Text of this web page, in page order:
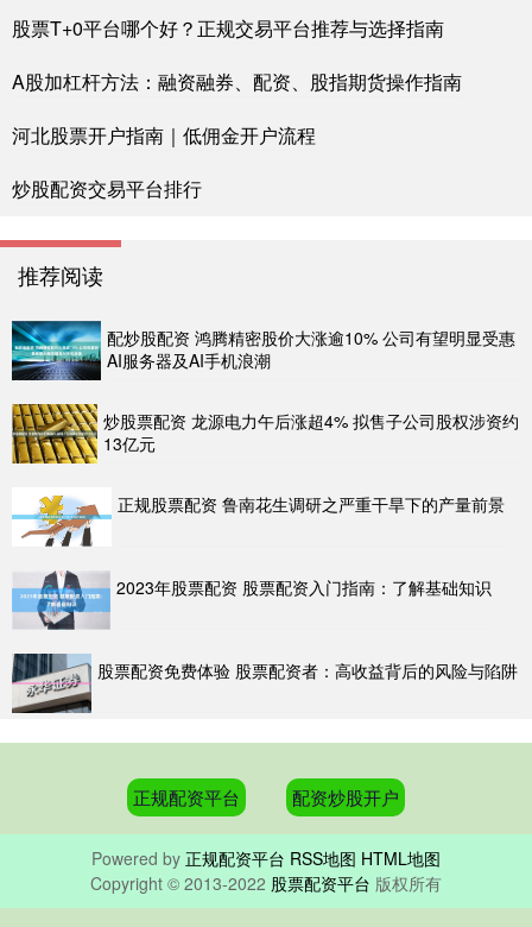
股票T+0平台哪个好？正规交易平台推荐与选择指南
A股加杠杆方法：融资融券、配资、股指期货操作指南
河北股票开户指南｜低佣金开户流程
炒股配资交易平台排行
推荐阅读
配炒股配资 鸿腾精密股价大涨逾10% 公司有望明显受惠
AI服务器及AI手机浪潮
炒股票配资 龙源电力午后涨超4% 拟售子公司股权涉资约
13亿元
正规股票配资 鲁南花生调研之严重干旱下的产量前景
2023年股票配资 股票配资入门指南：了解基础知识
股票配资免费体验 股票配资者：高收益背后的风险与陷阱
正规配资平台 配资炒股开户
Powered by 正规配资平台 RSS地图 HTML地图
Copyright © 2013-2022 股票配资平台 版权所有